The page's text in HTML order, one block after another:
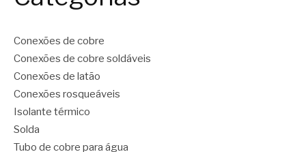
Conexões de cobre
Conexões de cobre soldáveis
Conexões de latão
Conexões rosqueáveis
Isolante térmico
Solda
Tubo de cobre para água